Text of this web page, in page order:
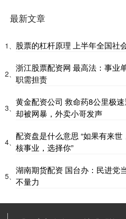
最新文章
1、 股票的杠杆原理 上半年全国社
2、
浙江股票配资网 最高法：事业
职需担责
3、
黄金配资公司 救命药8公里极
却被网暴，外卖小哥发声
4、
配资盘是什么意思 “如果有来
核事业，选择你”
5、
湖南期货配资 国台办：民进党
不量力